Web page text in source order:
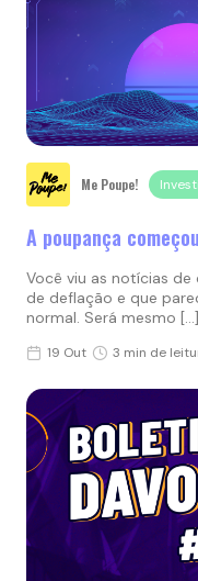
Me Poupe!
A poupança
Você viu as notícias
de deflação e que
normal. Será mesmo […]
19 Out 3 min de